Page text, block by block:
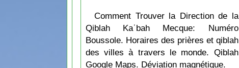
Comment Trouver la Direction de la
Qiblah Kaʿbah Mecque: Numéro
Boussole. Horaires des prières et qiblah
des villes à travers le monde. Qiblah
Google Maps. Déviation magnétique.